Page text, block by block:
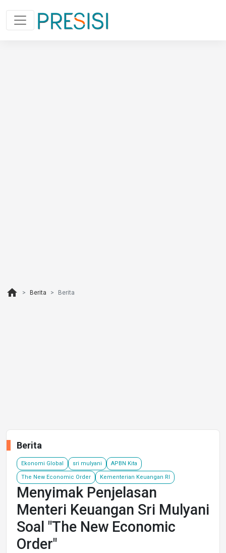
home Berita Berita
Berita
Ekonomi Global sri mulyani APBN Kita
The New Economic Order Kementerian Keuangan RI
Menyimak Penjelasan
Menteri Keuangan Sri Mulyani
Soal "The New Economic
Order"